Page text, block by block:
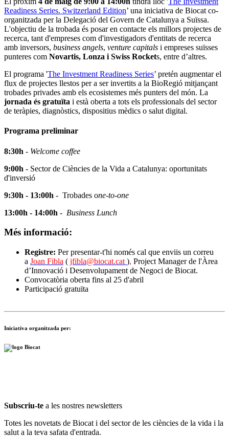
Readiness Series. Switzerland Edition’ una iniciativa de Biocat co-
organitzada per la Delegació del Govern de Catalunya a Suïssa.
L'objectiu de la trobada és posar en contacte els millors projectes de
recerca, tant d'empreses com d'investigadors d'entitats de recerca
amb inversors, business angels, venture capitals i empreses suïsses
punteres com Novartis, Lonza i Swiss Rockets, entre d’altres.
El programa 'The Investment Readiness Series’ pretén augmentar el
flux de projectes llestos per a ser invertits a la BioRegió mitjançant
trobades privades amb els ecosistemes més punters del món. La
jornada és gratuïta i està oberta a tots els professionals del sector
de teràpies, diagnòstics, dispositius mèdics o salut digital.
Programa preliminar
8:30h - Welcome coffee
9:00h - Sector de Ciències de la Vida a Catalunya: oportunitats
d'inversió
9:30h - 13:00h - Trobades one-to-one
13:00h - 14:00h - Business Lunch
Més informació:
Registre: Per presentar-t'hi només cal que enviis un correu
a Joan Fibla ( jfibla@biocat.cat ), Project Manager de l'Àrea
d’Innovació i Desenvolupament de Negoci de Biocat.
Convocatòria oberta fins al 25 d'abril
Participació gratuïta
Iniciativa organitzada per:
Subscriu-te a les nostres newsletters
Totes les novetats de Biocat i del sector de les ciències de la vida i la
salut a la teva safata d'entrada.